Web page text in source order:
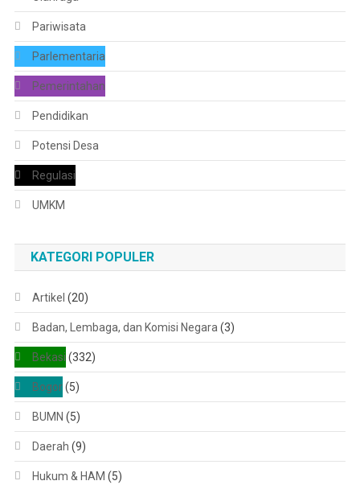
Pariwisata
Parlementaria
Pemerintahan
Pendidikan
Potensi Desa
Regulasi
UMKM
KATEGORI POPULER
Artikel (20)
Badan, Lembaga, dan Komisi Negara (3)
Bekasi (332)
Bogor(5)
BUMN (5)
Daerah (9)
Hukum & HAM (5)